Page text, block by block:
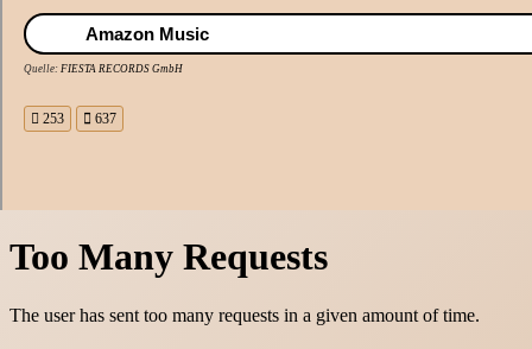
Amazon Music
Quelle: FIESTA RECORDS GmbH
253 637